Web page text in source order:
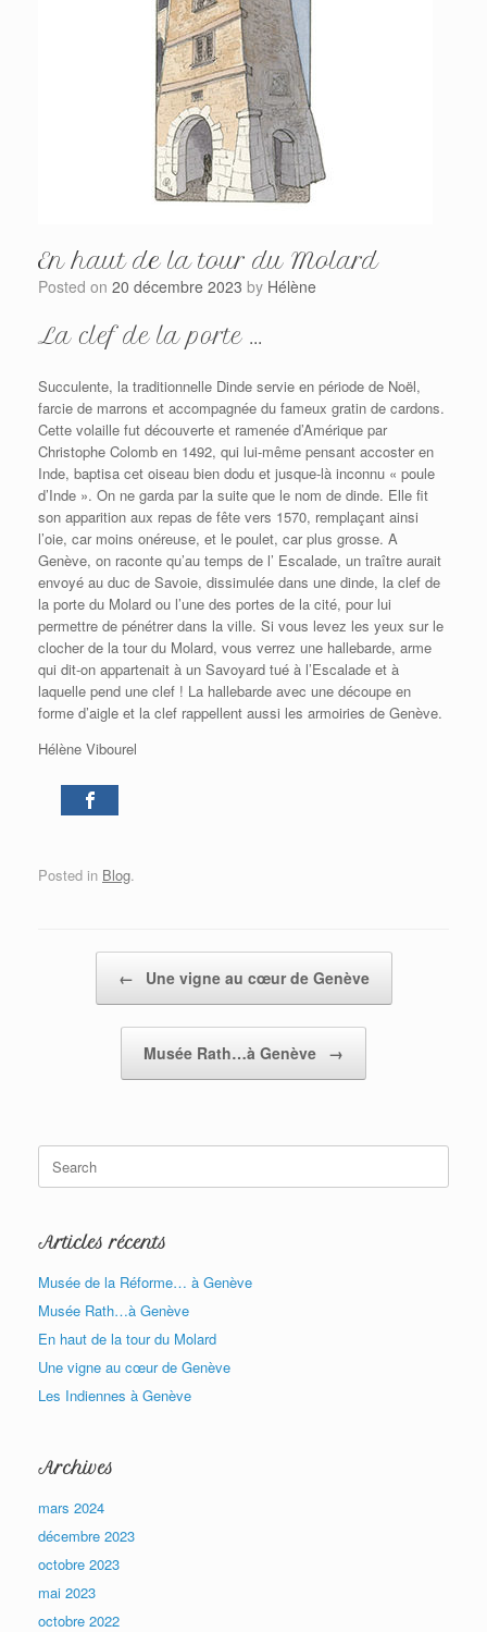
En haut de la tour du Molard
Posted on 20 décembre 2023 by Hélène
La clef de la porte ...
Succulente, la traditionnelle Dinde servie en période de Noël,
farcie de marrons et accompagnée du fameux gratin de cardons.
Cette volaille fut découverte et ramenée d’Amérique par
Christophe Colomb en 1492, qui lui-même pensant accoster en
Inde, baptisa cet oiseau bien dodu et jusque-là inconnu « poule
d’Inde ». On ne garda par la suite que le nom de dinde. Elle fit
son apparition aux repas de fête vers 1570, remplaçant ainsi
l’oie, car moins onéreuse, et le poulet, car plus grosse. A
Genève, on raconte qu’au temps de l’ Escalade, un traître aurait
envoyé au duc de Savoie, dissimulée dans une dinde, la clef de
la porte du Molard ou l’une des portes de la cité, pour lui
permettre de pénétrer dans la ville. Si vous levez les yeux sur le
clocher de la tour du Molard, vous verrez une hallebarde, arme
qui dit-on appartenait à un Savoyard tué à l’Escalade et à
laquelle pend une clef ! La hallebarde avec une découpe en
forme d’aigle et la clef rappellent aussi les armoiries de Genève.
Hélène Vibourel
Posted in Blog.
← Une vigne au cœur de Genève
Musée Rath…à Genève →
Search
for:
Articles récents
Musée de la Réforme… à Genève
Musée Rath…à Genève
En haut de la tour du Molard
Une vigne au cœur de Genève
Les Indiennes à Genève
Archives
mars 2024
décembre 2023
octobre 2023
mai 2023
octobre 2022